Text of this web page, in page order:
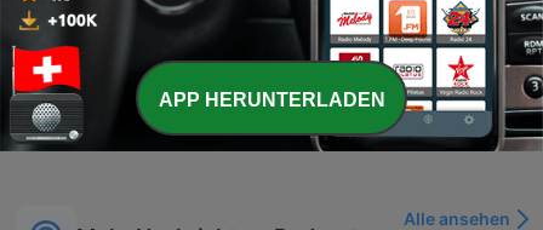
In dieser Episode wird die aktuelle politische Lage innerhalb der FIFA nach einer Krisensitzung analysiert. Im Zentrum steht das Kommuniqué von Präsident Gianni Infantino, in dem er sich für Fehler entschuldigt und die Rückendeckung des FIFA-Management-Boards betont. Die Diskussion beleuchtet die Skepsis gegenüber diesem Brief, da dieser von Infantino selbst verfasst wurde und die interne Instabilität sowie die Kritik durch Personen wie Generalsekretär Matthias Grafström verdeutlicht. Zudem werden neue Berichte über mögliche Pläne der FIFA zur Unterstützung einer Super League und die damit einhergehende gezielte Schwächung der UEFA thematisiert.
06 Aug. 2026
Alle ansehen
APP HERUNTERLADEN